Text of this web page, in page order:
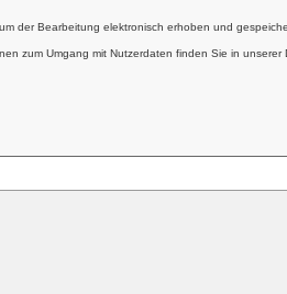
der Bearbeitung elektronisch erhoben und
zum Umgang mit Nutzerdaten finden Sie in unserer